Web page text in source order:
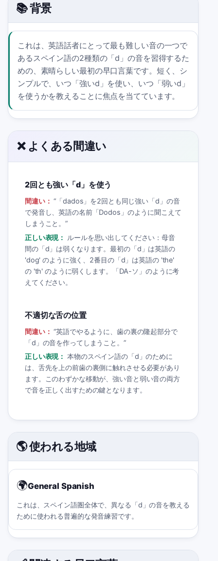
📚 背景
これは、英語話者にとって最も難しい音の一つで
あるスペイン語の2種類の「d」の音を習得するた
めの、素晴らしい最初の早口言葉です。短く、シ
ンプルで、いつ「強いd」を使い、いつ「弱いd」
を使うかを教えることに焦点を当てています。
❌ よくある間違い
2回とも強い「d」を使う
間違い： “ 「dados」を2回とも同じ強い「d」の音
で発音し、英語の名前「Dodos」のように聞こえて
しまうこと。”
正しい表現：
ルールを思い出してください：母音
間の「d」は弱くなります。最初の「d」は英語の
'dog' のように強く、2番目の「d」は英語の 'the'
の 'th' のように弱くします。「DA-ソ」のように考
えてください。
不適切な舌の位置
間違い： “英語でやるように、歯の裏の隆起部分で
「d」の音を作ってしまうこと。 ”
正しい表現： 本物のスペイン語の「d」のために
は、舌先を上の前歯の裏側に触れさせる必要があり
ます。このわずかな移動が、強い音と弱い音の両方
で音を正しく出すための鍵となります。
🌎 使われる地域
🌍General Spanish
これは、スペイン語圏全体で、異なる「d」の音を教える
ために使われる普遍的な発音練習です。